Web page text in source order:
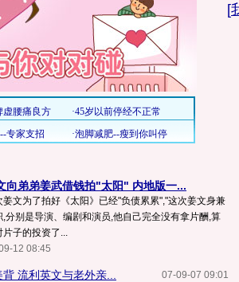
[
向弟弟姜武借钱拍"太阳" 内地版一...
姜文为了拍好《太阳》已经"负债累累","这次姜文身兼
,分别是导演、编剧和演员,他自己完全没有拿片酬,算
片子的投资了...
12 08:45
07-09-07 09:01
流利英文与老外亲...